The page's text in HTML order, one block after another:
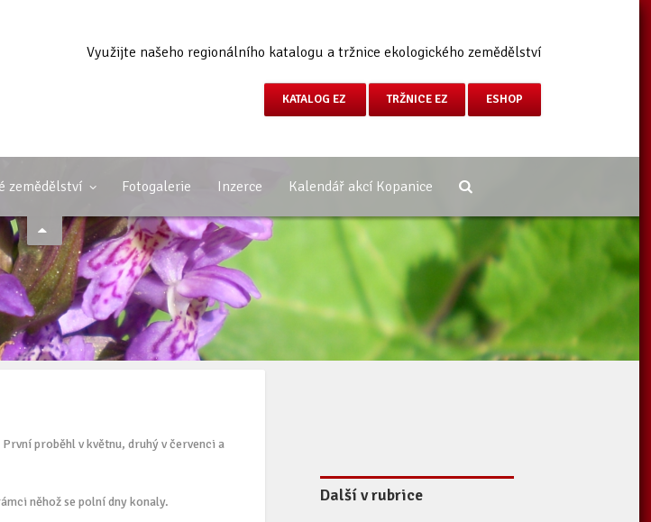
Využijte našeho regionálního katalogu a tržnice ekologického zemědělství
KATALOG EZ TRŽNICE EZ ESHOP
zemědělství Fotogalerie Inzerce Kalendář akcí Kopanice
proběhl v květnu, druhý v červenci a
něhož se polní dny konaly. Další v rubrice